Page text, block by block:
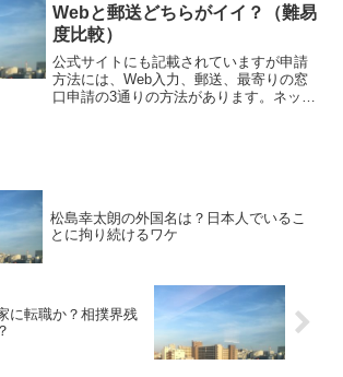
う辛口の意見も当然ながら...
Webと郵送どちらがイイ？（難易
度比較）
公式サイトにも記載されていますが申請
方法には、Web入力、郵送、最寄りの窓
口申請の3通りの方法があります。ネット
松島幸太朗の外国名は？日本人でいるこ
とに拘り続けるワケ
に転職か？相撲界残